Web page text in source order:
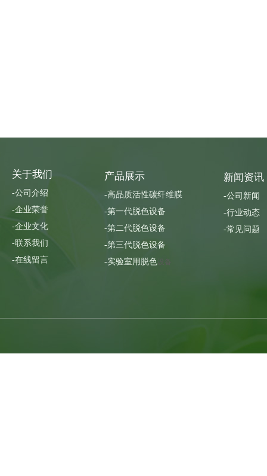
关于我们
-公司介绍
-企业荣誉
-企业文化
-联系我们
-在线留言
产品展示
-高品质活性碳纤维膜
-第一代脱色设备
-第二代脱色设备
-第三代脱色设备
-实验室用脱色设备
新闻资讯
-公司新闻
-行业动态
-常见问题